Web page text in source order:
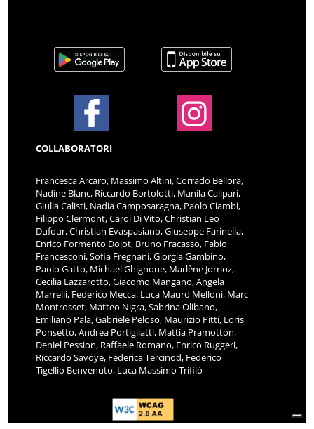
COLLABORATORI
Francesca Arcaro, Massimo Altini, Corrado Bellora,
Nadine Blanc, Riccardo Bortolotti, Manila Calipari,
Giulia Calisti, Nadia Camposaragna, Paolo Ciambi,
Filippo Clermont, Carol Di Vito, Christian Leo
Dufour, Christian Evaspasiano, Giuseppe Farinella,
Enrico Formento Dojot, Bruno Fracasso, Fabio
Francesconi, Sofia Fregnani, Giorgia Gambino,
Paolo Gatto, Michael Ghignone, Marlène Jorrioz,
Cecilia Lazzarotto, Giacomo Mangano, Angela
Marrelli, Federico Mecca, Luca Mauro Melloni, Marc
Montrosset, Matteo Nigra, Sabrina Olibano,
Emiliano Pala, Gabriele Peloso, Maurizio Pitti, Loris
Ponsetto, Andrea Portigliatti, Mattia Pramotton,
Deniel Pession, Raffaele Romano, Enrico Ruggeri,
Riccardo Savoye, Federica Tercinod, Federico
Tigellio Benvenuto, Luca Massimo Trifilò